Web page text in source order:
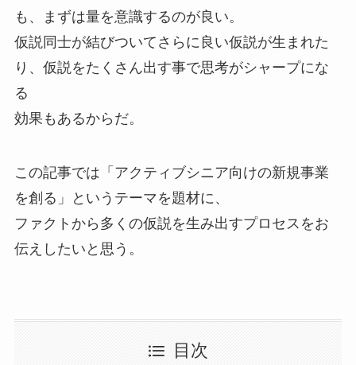
も、まずは量を意識するのが良い。
仮説同士が結びついてさらに良い仮説が生まれた
り、仮説をたくさん出す事で思考がシャープにな
る
効果もあるからだ。
この記事では「アクティブシニア向けの新規事業
を創る」というテーマを題材に、
ファクトから多くの仮説を生み出すプロセスをお
伝えしたいと思う。
目次